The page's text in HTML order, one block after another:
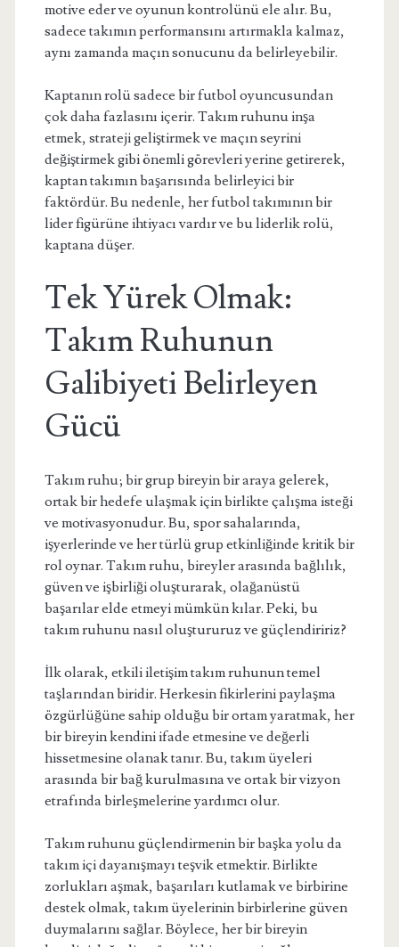
motive eder ve oyunun kontrolünü ele alır. Bu,
sadece takımın performansını artırmakla kalmaz,
aynı zamanda maçın sonucunu da belirleyebilir.
Kaptanın rolü sadece bir futbol oyuncusundan
çok daha fazlasını içerir. Takım ruhunu inşa
etmek, strateji geliştirmek ve maçın seyrini
değiştirmek gibi önemli görevleri yerine getirerek,
kaptan takımın başarısında belirleyici bir
faktördür. Bu nedenle, her futbol takımının bir
lider figürüne ihtiyacı vardır ve bu liderlik rolü,
kaptana düşer.
Tek Yürek Olmak:
Takım Ruhunun
Galibiyeti Belirleyen
Gücü
Takım ruhu; bir grup bireyin bir araya gelerek,
ortak bir hedefe ulaşmak için birlikte çalışma isteği
ve motivasyonudur. Bu, spor sahalarında,
işyerlerinde ve her türlü grup etkinliğinde kritik bir
rol oynar. Takım ruhu, bireyler arasında bağlılık,
güven ve işbirliği oluşturarak, olağanüstü
başarılar elde etmeyi mümkün kılar. Peki, bu
takım ruhunu nasıl oluştururuz ve güçlendiririz?
İlk olarak, etkili iletişim takım ruhunun temel
taşlarından biridir. Herkesin fikirlerini paylaşma
özgürlüğüne sahip olduğu bir ortam yaratmak, her
bir bireyin kendini ifade etmesine ve değerli
hissetmesine olanak tanır. Bu, takım üyeleri
arasında bir bağ kurulmasına ve ortak bir vizyon
etrafında birleşmelerine yardımcı olur.
Takım ruhunu güçlendirmenin bir başka yolu da
takım içi dayanışmayı teşvik etmektir. Birlikte
zorlukları aşmak, başarıları kutlamak ve birbirine
destek olmak, takım üyelerinin birbirlerine güven
duymalarını sağlar. Böylece, her bir bireyin